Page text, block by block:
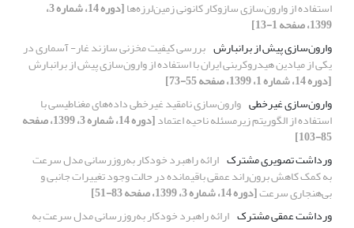
استفاده از وارون‌سازی سازوکار کانونی زمین‌لرزه‌ها [دوره 14، شماره 3،
1399، صفحه 1-13]
وارون‌سازی پیش از برانبارش بررسی کیفیت مخزنی سازند غار- آسماری در
یکی از میادین هیدروکربنی ایران با استفاده از وارون‌سازی پیش از برانبارش
[دوره 14، شماره 1، 1399، صفحه 55-73]
وارون‌سازی غیرخطی وارون‌سازی نامقید غیرخطی داده‌های مغناطیسی با
استفاده از الگوریتم زیرمسئله ناحیه اعتماد [دوره 14، شماره 3، 1399، صفحه
85-103]
ورداشت تصویری مشترک ارائه راهبرد خودکار به‌روز‌رسانی مدل سرعت
به کمک کاهش برون‌راند عمقی باقیمانده در حالت وجود تغییرات جانبی و
بی‌هنجاری سرعت[دوره 14، شماره 3، 1399، صفحه 83-51]
ورداشت عمقی مشترک ارائه راهبرد خودکار به‌روز‌رسانی مدل سرعت به